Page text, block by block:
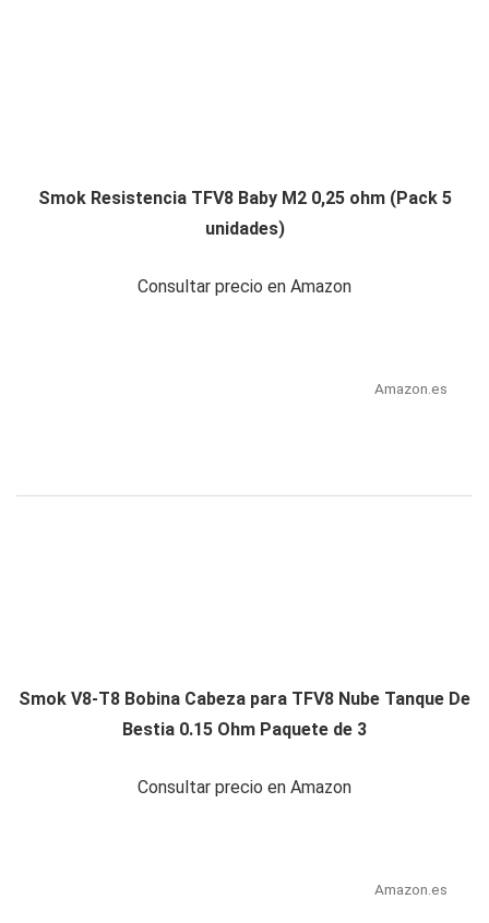
Smok Resistencia TFV8 Baby M2 0,25 ohm (Pack 5
unidades)
Consultar precio en Amazon
Amazon.es
Smok V8-T8 Bobina Cabeza para TFV8 Nube Tanque De
Bestia 0.15 Ohm Paquete de 3
Consultar precio en Amazon
Amazon.es